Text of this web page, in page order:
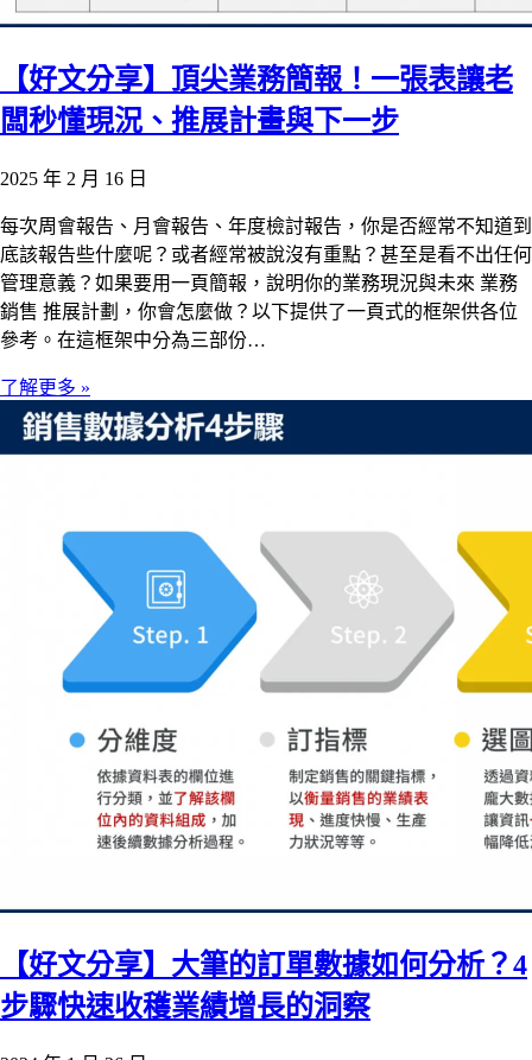
【好文分享】頂尖業務簡報！一張表讓老
闆秒懂現況、推展計畫與下一步
2025 年 2 月 16 日
每次周會報告、月會報告、年度檢討報告，你是否經常不知道到
底該報告些什麼呢？或者經常被說沒有重點？甚至是看不出任何
管理意義？如果要用一頁簡報，說明你的業務現況與未來 業務
銷售 推展計劃，你會怎麼做？以下提供了一頁式的框架供各位
參考。在這框架中分為三部份…
了解更多 »
【好文分享】大筆的訂單數據如何分析？4
步驟快速收穫業績增長的洞察